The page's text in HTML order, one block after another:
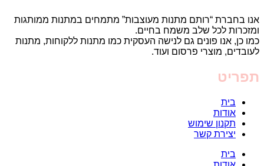
אנו בחברת “רותם מתנות מעוצבות” מתמחים במתנות ממותגות
ומזכרות לכל שלב משמח בחיים.
כמו כן, אנו פונים גם לנישה העסקית כמו מתנות ללקוחות, מתנות
לעובדים, מוצרי פרסום ועוד.
תפריט
בית
אודות
תקנון שימוש
יצירת קשר
בית